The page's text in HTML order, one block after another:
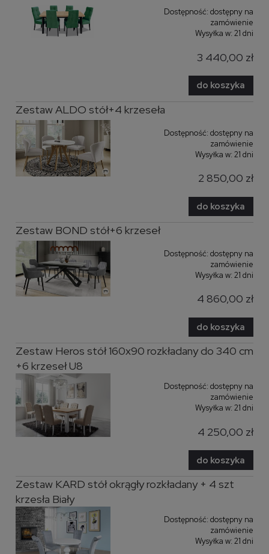
Dostępność: dostępny na
zamówienie
Wysyłka w: 21 dni
3 440,00 zł
do koszyka
Zestaw ALDO stół+4 krzeseła
Dostępność: dostępny na
zamówienie
Wysyłka w: 21 dni
2 850,00 zł
do koszyka
Zestaw BOND stół+6 krzeseł
Dostępność: dostępny na
zamówienie
Wysyłka w: 21 dni
4 860,00 zł
do koszyka
Zestaw Heros stół 160x90 rozkładany do 340 cm
+6 krzeseł U8
Dostępność: dostępny na
zamówienie
Wysyłka w: 21 dni
4 250,00 zł
do koszyka
Zestaw KARD stół okrągły rozkładany + 4 szt
krzesła Biały
Dostępność: dostępny na
zamówienie
Wysyłka w: 21 dni